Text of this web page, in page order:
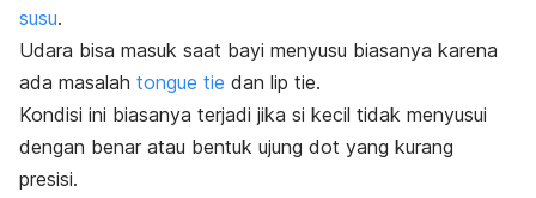
susu.
Udara bisa masuk saat bayi menyusu biasanya karena
ada masalah tongue tie dan lip tie.
Kondisi ini biasanya terjadi jika si kecil tidak menyusui
dengan benar atau bentuk ujung dot yang kurang
presisi.